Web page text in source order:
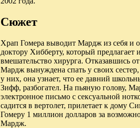
Сюжет
Храп Гомера выводит Мардж из себя и
доктору Хибберту, который предлагает
вмешательство хирурга. Отказавшись
Мардж вынуждена спать у своих
у них, она узнает, что ее давний
Зифф, разбогател. На пьяную голову,
электронное письмо с сексуальной
садится в вертолет, прилетает к дому
Гомеру 1 миллион долларов за
Мардж.